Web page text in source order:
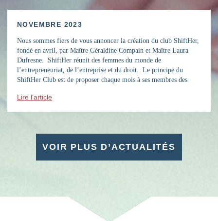
NOVEMBRE 2023
Nous sommes fiers de vous annoncer la création du club ShiftHer,
fondé en avril, par Maître Géraldine Compain et Maître Laura
Dufresne. ShiftHer réunit des femmes du monde de
l’entrepreneuriat, de l’entreprise et du droit. Le principe du
ShiftHer Club est de proposer chaque mois à ses membres des
Lire l'article
VOIR PLUS D’ACTUALITÉS